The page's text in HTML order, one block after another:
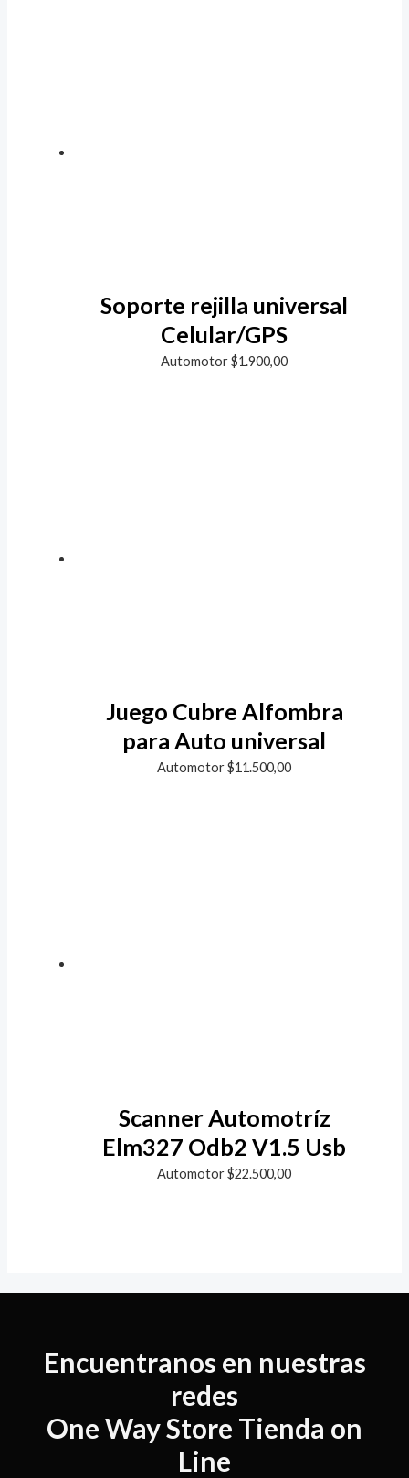
Soporte rejilla universal
Celular/GPS
Automotor$1.900,00
Juego Cubre Alfombra
para Auto universal
Automotor$11.500,00
Scanner Automotríz
Elm327 Odb2 V1.5 Usb
Automotor$22.500,00
Encuentranos en nuestras
redes
One Way Store Tienda on
Line